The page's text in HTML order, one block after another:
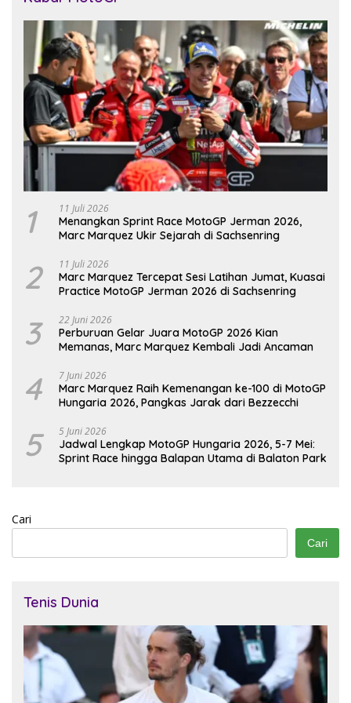
1 11 Juli 2026
Menangkan Sprint Race MotoGP Jerman 2026,
Marc Marquez Ukir Sejarah di Sachsenring
2 11 Juli 2026
Marc Marquez Tercepat Sesi Latihan Jumat, Kuasai
Practice MotoGP Jerman 2026 di Sachsenring
3 22 Juni 2026
Perburuan Gelar Juara MotoGP 2026 Kian
Memanas, Marc Marquez Kembali Jadi Ancaman
4 7 Juni 2026
Marc Marquez Raih Kemenangan ke-100 di MotoGP
Hungaria 2026, Pangkas Jarak dari Bezzecchi
5 5 Juni 2026
Jadwal Lengkap MotoGP Hungaria 2026, 5-7 Mei:
Sprint Race hingga Balapan Utama di Balaton Park
Cari
Cari
Tenis Dunia